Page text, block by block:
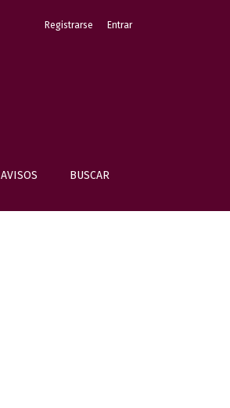
AVISOS BUSCAR
Registrarse Entrar